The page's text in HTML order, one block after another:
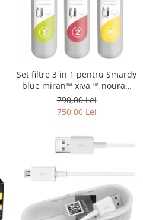
Set filtre 3 in 1 pentru Smardy
blue miran™ xiva ™ noura™
zagora ™ schimbare la 12 luni
790,00 Lei
750,00 Lei